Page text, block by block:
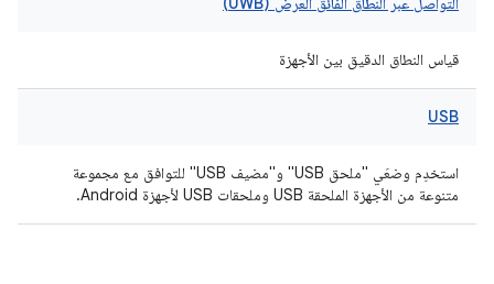
قياس النطاق الدقيق بين الأجهزة
USB
استخدِم وضعَي "ملحق USB" و"مضيف USB" للتوافق مع مجموعة
متنوعة من الأجهزة الملحقة USB وملحقات USB لأجهزة Android.